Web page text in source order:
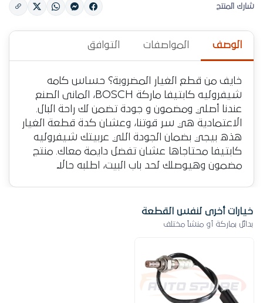
شارك المنتج
الوصف المواصفات التوافق
خايف من قطع الغيار المضروبة؟ حساس كامه
شيفروليه كابتيفا ماركة BOSCH، المانى الصنع
عندنا أصلي ومضمون و جودة تضمن لك راحة البال.
الاعتمادية هي سر قوتنا، وعشان كدة قطعة الغيار
هذه بيجي بضمان الجودة اللي عربيتك شيفروليه
كابتيفا محتاجاها عشان تفضل دايمة معاك. منتج
مضمون وهيوصلك لحد باب البيت، اطلبه حالاً.
خيارات أخرى لنفس القطعة
بدائل بماركة أو منشأ مختلف